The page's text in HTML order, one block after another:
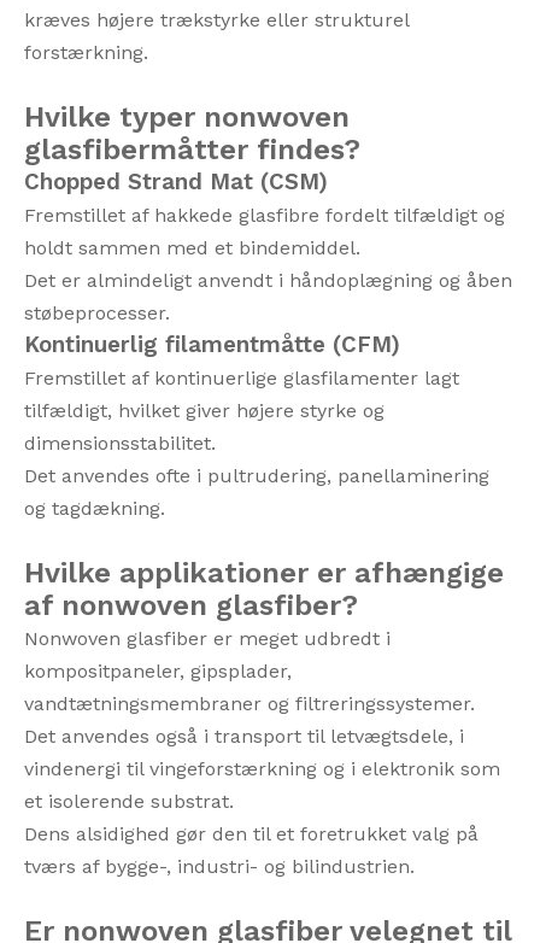
kræves højere trækstyrke eller strukturel
forstærkning.
Hvilke typer nonwoven
glasfibermåtter findes?
Chopped Strand Mat (CSM)
Fremstillet af hakkede glasfibre fordelt tilfældigt og
holdt sammen med et bindemiddel.
Det er almindeligt anvendt i håndoplægning og åben
støbeprocesser.
Kontinuerlig filamentmåtte (CFM)
Fremstillet af kontinuerlige glasfilamenter lagt
tilfældigt, hvilket giver højere styrke og
dimensionsstabilitet.
Det anvendes ofte i pultrudering, panellaminering
og tagdækning.
Hvilke applikationer er afhængige
af nonwoven glasfiber?
Nonwoven glasfiber er meget udbredt i
kompositpaneler, gipsplader,
vandtætningsmembraner og filtreringssystemer.
Det anvendes også i transport til letvægtsdele, i
vindenergi til vingeforstærkning og i elektronik som
et isolerende substrat.
Dens alsidighed gør den til et foretrukket valg på
tværs af bygge-, industri- og bilindustrien.
Er nonwoven glasfiber velegnet til